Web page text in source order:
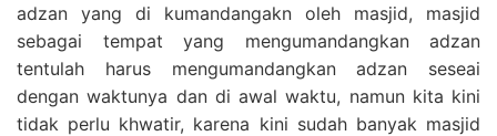
adzan yang di kumandangakn oleh masjid, masjid
sebagai tempat yang mengumandangkan adzan
tentulah harus mengumandangkan adzan seseai
dengan waktunya dan di awal waktu, namun kita kini
tidak perlu khwatir, karena kini sudah banyak masjid